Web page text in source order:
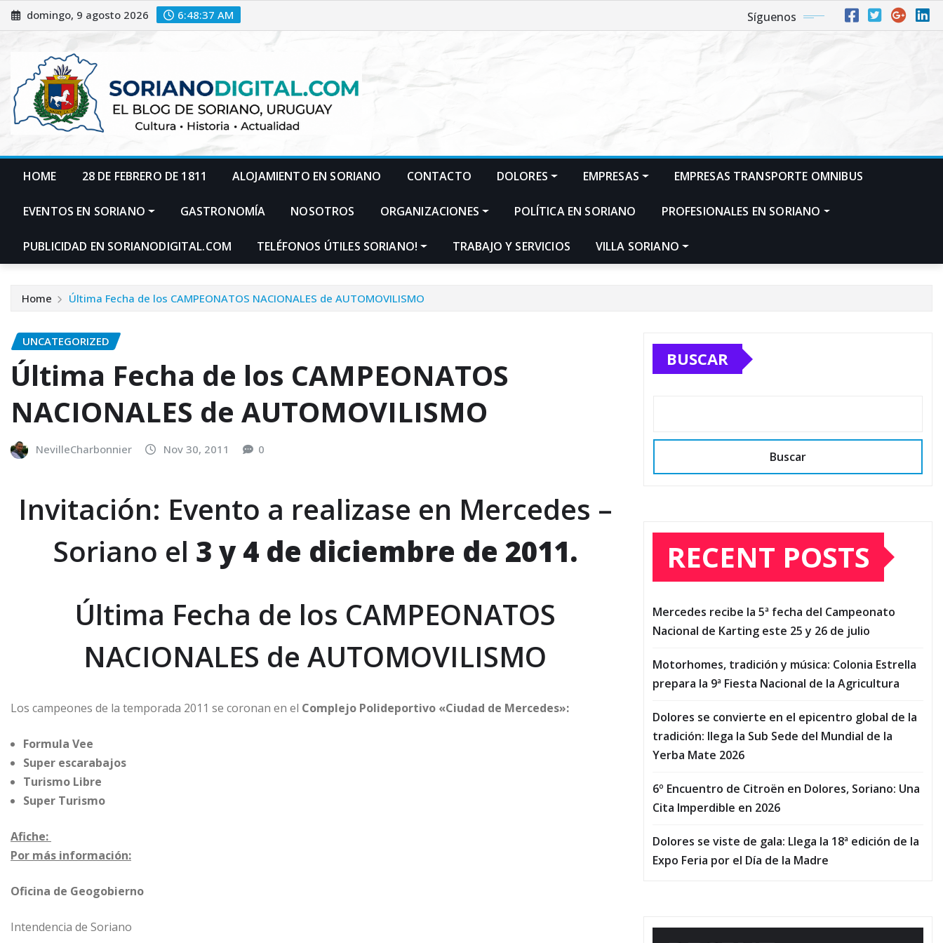
Skip
to
domingo, 9 agosto 2026 6:48:38 AM Síguenos
HOME 28 DE FEBRERO DE 1811 ALOJAMIENTO EN SORIANO CONTACTO DOLORES EMPRESAS EMPRESAS TRANSPORTE OMNIBUS
EVENTOS EN SORIANO GASTRONOMÍA NOSOTROS ORGANIZACIONES POLÍTICA EN SORIANO PROFESIONALES EN SORIANO
PUBLICIDAD EN SORIANODIGITAL.COM TELÉFONOS ÚTILES SORIANO! TRABAJO Y SERVICIOS VILLA SORIANO
Home Última Fecha de los CAMPEONATOS NACIONALES de AUTOMOVILISMO
UNCATEGORIZED
Última Fecha de los CAMPEONATOS
NACIONALES de AUTOMOVILISMO
NevilleCharbonnier Nov 30, 2011 0
Invitación: Evento a realizase en Mercedes –
Soriano el 3 y 4 de diciembre de 2011.
Última Fecha de los CAMPEONATOS
NACIONALES de AUTOMOVILISMO
Los campeones de la temporada 2011 se coronan en el Complejo Polideportivo «Ciudad de Mercedes»:
Formula Vee
Super escarabajos
Turismo Libre
Super Turismo
Afiche:
Por más información:
Oficina de Geogobierno
Intendencia de Soriano
BUSCAR
Buscar
RECENT POSTS
Mercedes recibe la 5ª fecha del Campeonato
Nacional de Karting este 25 y 26 de julio
Motorhomes, tradición y música: Colonia Estrella
prepara la 9ª Fiesta Nacional de la Agricultura
Dolores se convierte en el epicentro global de la
tradición: llega la Sub Sede del Mundial de la
Yerba Mate 2026
6º Encuentro de Citroën en Dolores, Soriano: Una
Cita Imperdible en 2026
Dolores se viste de gala: Llega la 18ª edición de la
Expo Feria por el Día de la Madre